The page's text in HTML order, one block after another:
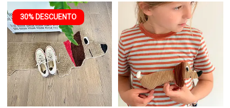
30% DESCUENTO